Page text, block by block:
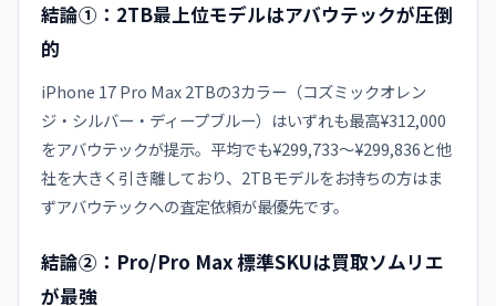
結論①：2TB最上位モデルはアバウテックが圧倒
的
iPhone 17 Pro Max 2TBの3カラー（コズミックオレン
ジ・シルバー・ディープブルー）はいずれも最高¥312,000
をアバウテックが提示。平均でも¥299,733〜¥299,836と他
社を大きく引き離しており、2TBモデルをお持ちの方はま
ずアバウテックへの査定依頼が最優先です。
結論②：Pro/Pro Max 標準SKUは買取ソムリエ
が最強